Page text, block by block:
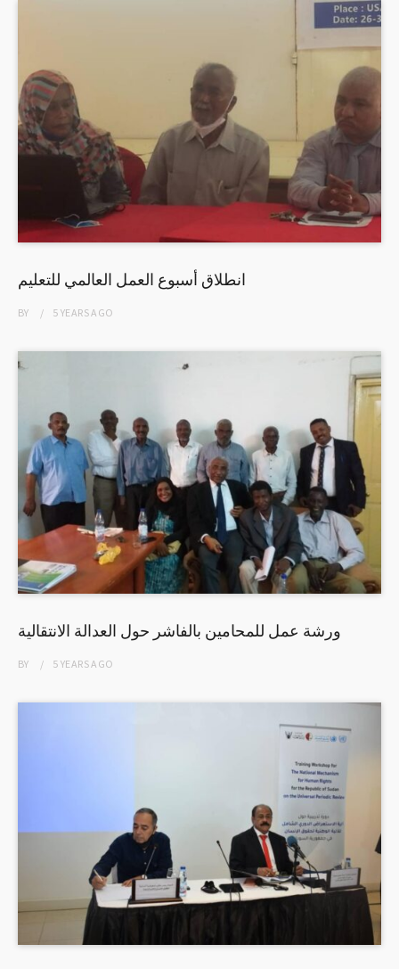
انطلاق أسبوع العمل العالمي للتعليم
BY 5 YEARSAGO
ورشة عمل للمحامين بالفاشر حول العدالة الانتقالية
BY 5 YEARSAGO